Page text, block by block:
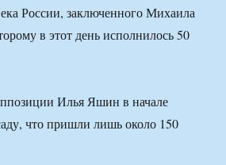
России, заключенного Михаила
в этот день исполнилось 50
Илья Яшин в начале
что пришли лишь около 150